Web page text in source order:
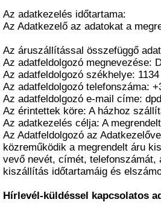
Az adatkezelés időtartama:
Az Adatkezelő az adatokat a
Az áruszállítással összefüggő
Az adatfeldolgozó megnevezése:
Az adatfeldolgozó székhelye:
Az adatfeldolgozó telefonszáma:
Az adatfeldolgozó e-mail címe:
Az érintettek köre: A házhoz
Az adatkezelés célja: A
Az Adatfeldolgozó az
közreműködik a megrendelt áru
vevő nevét, címét,
kiszállítás időtartamáig és
Hírlevél-küldéssel kapcsolatos